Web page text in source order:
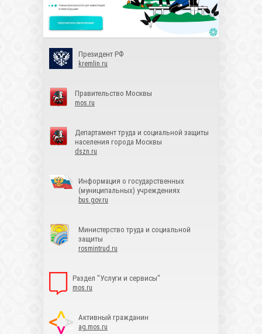
Президент РФ
kremlin.ru
Правительство Москвы
mos.ru
Департамент труда и социальной защиты
населения города Москвы
dszn.ru
Информация о государственных
(муниципальных) учреждениях
bus.gov.ru
Министерство труда и социальной
защиты
rosmintrud.ru
Раздел "Услуги и сервисы"
mos.ru
Активный гражданин
ag.mos.ru